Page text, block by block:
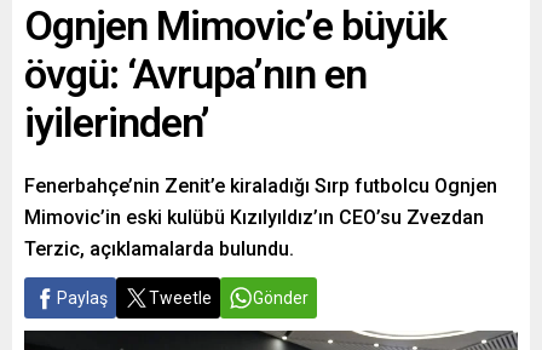
Ognjen Mimovic’e büyük
övgü: ‘Avrupa’nın en
iyilerinden’
Fenerbahçe’nin Zenit’e kiraladığı Sırp futbolcu Ognjen
Mimovic’in eski kulübü Kızılyıldız’ın CEO’su Zvezdan
Terzic, açıklamalarda bulundu.
Paylaş Tweetle Gönder